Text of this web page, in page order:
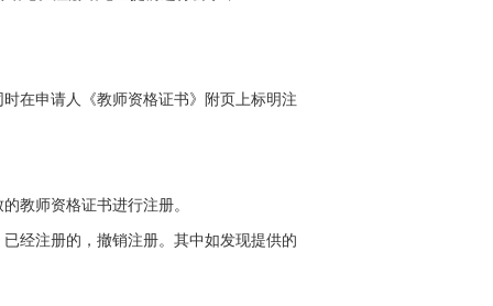
在申请人《教师资格证书》附页上标明注
教师资格证书进行注册。
经注册的，撤销注册。其中如发现提供的